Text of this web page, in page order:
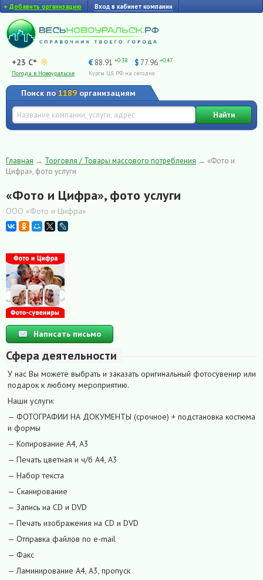
+ Добавить организацию Вход в кабинет компании
+23 C°
Погода в Новоуральске
€ 88.91 +0.38 $ 77.96 +0.47
Курсы ЦБ РФ на сегодня
Поиск по 1189 организациям
Найти
Главная → Торговля / Товары массового потребления → «Фото и
Цифра», фото услуги
«Фото и Цифра», фото услуги
ООО «Фото и Цифра»
Написать письмо
Сфера деятельности
У нас Вы можете выбрать и заказать оригинальный фотосувенир или
подарок к любому мероприятию.
Наши услуги:
— ФОТОГРАФИИ НА ДОКУМЕНТЫ (срочное) + подстановка костюма
и формы
— Копирование А4, А3
— Печать цветная и ч/б А4, А3
— Набор текста
— Сканирование
— Запись на CD и DVD
— Печать изображения на CD и DVD
— Отправка файлов по e-mail
— Факс
— Ламинирование А4, А3, пропуск